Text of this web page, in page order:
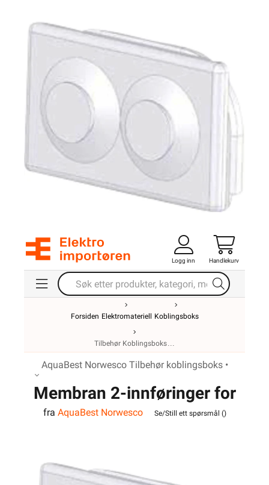
Logg inn Handlekurv
Forsiden Elektromateriell Koblingsboks
Tilbehør Koblingsboks
AquaBest Norwesco Tilbehør koblingsboks •
Membran 2-innføringer for
Aquabest serien
fra AquaBest Norwesco Se/Still ett spørsmål ()